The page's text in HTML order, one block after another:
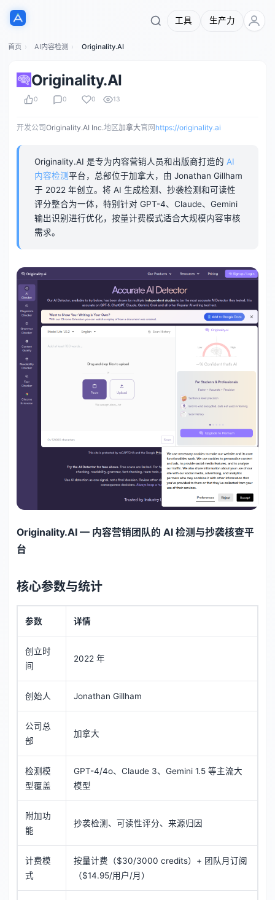
工具 生产力
首页 AI内容检测 Originality.AI
Originality.AI
0 0 0 13
开发公司Originality.AI Inc.地区加拿大官网 https://originality.ai
Originality.AI 是专为内容营销人员和出版商打造的 AI
内容检测平台，总部位于加拿大，由 Jonathan Gillham
于 2022 年创立。将 AI 生成检测、抄袭检测和可读性
评分整合为一体，特别针对 GPT-4、Claude、Gemini
输出识别进行优化，按量计费模式适合大规模内容审核
需求。
Originality.AI — 内容营销团队的 AI 检测与抄袭核查平
台
核心参数与统计
参数 详情
创立时
间
2022 年
创始人 Jonathan Gillham
公司总
部
加拿大
检测模
型覆盖
GPT-4/4o、Claude 3、Gemini 1.5 等主流大
模型
附加功
能
抄袭检测、可读性评分、来源归因
计费模
式
按量计费（$30/3000 credits）+ 团队月订阅
（$14.95/用户/月）